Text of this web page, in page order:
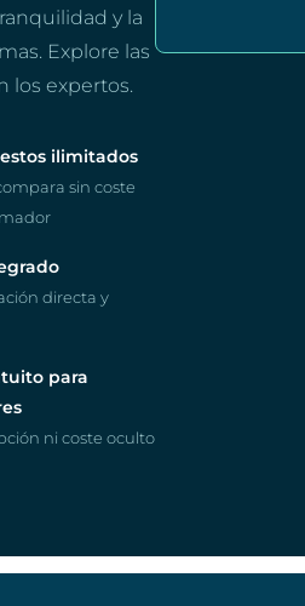
y la
Explore las
los expertos.
ilimitados
sin coste
directa y
para
ni coste oculto